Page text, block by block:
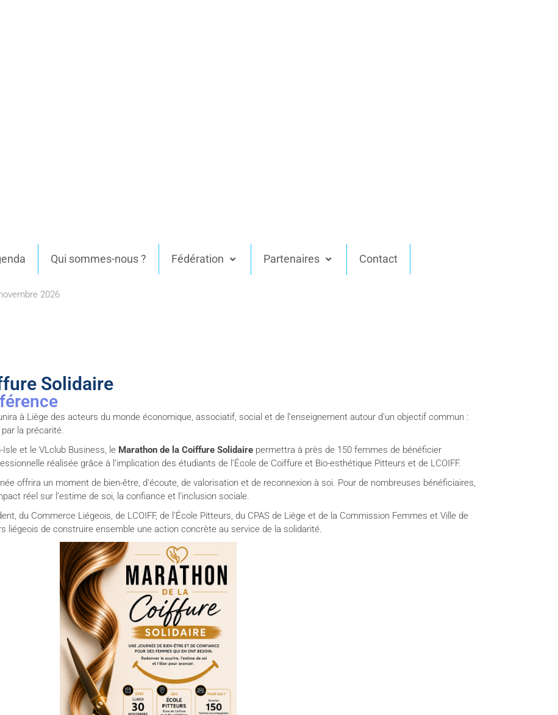
Qui sommes-nous ? Fédération Partenaires Contact
2026
Solidaire
à Liège des acteurs du monde économique, associatif, social et de l’enseignement autour d’un objectif commun :
la précarité.
et le VLclub Business, le Marathon de la Coiffure Solidaire permettra à près de 150 femmes de bénéficier
réalisée grâce à l’implication des étudiants de l’École de Coiffure et Bio-esthétique Pitteurs et de LCOIFF.
offrira un moment de bien-être, d’écoute, de valorisation et de reconnexion à soi. Pour de nombreuses bénéficiaires,
réel sur l’estime de soi, la confiance et l’inclusion sociale.
du Commerce Liégeois, de LCOIFF, de l’École Pitteurs, du CPAS de Liège et de la Commission Femmes et Ville de
liégeois de construire ensemble une action concrète au service de la solidarité.